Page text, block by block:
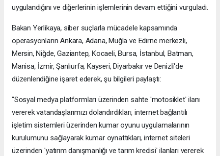
uygulandığını ve diğerlerinin işlemlerinin devam ettiğini vurguladı.
Bakan Yerlikaya, siber suçlarla mücadele kapsamında
operasyonların Ankara, Adana, Muğla ve Edirne merkezli,
Mersin, Niğde, Gaziantep, Kocaeli, Bursa, İstanbul, Batman,
Manisa, İzmir, Şanlıurfa, Kayseri, Diyarbakır ve Denizli'de
düzenlendiğine işaret ederek, şu bilgileri paylaştı:
"Sosyal medya platformları üzerinden sahte 'motosiklet' ilanı
vererek vatandaşlarımızı dolandırdıkları, internet bağlantılı
işletim sistemleri üzerinden kumar oyunu uygulamalarının
kurulumunu sağlayarak kumar oynattıkları, internet siteleri
üzerinden 'yatırım danışmanlığı ve tarım kredisi' ilanları vererek